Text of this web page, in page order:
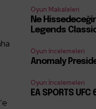
Oyun Makaleleri
Ne
Legends
Oyun İncelemeleri
Anomaly
Oyun İncelemeleri
EA SPORTS